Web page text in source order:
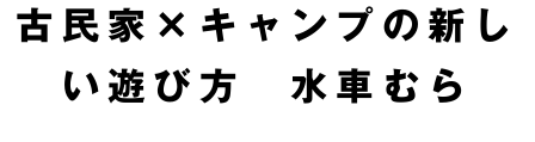
古民家×キャンプの新し
い遊び方 水車むら